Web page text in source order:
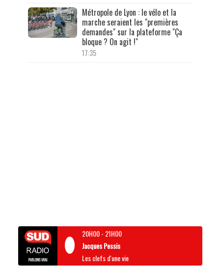
Métropole de Lyon : le vélo et la
marche seraient les "premières
demandes" sur la plateforme "Ça
bloque ? On agit !"
17:35
20H00- 21H00
Jacques Pessis
Les clefs d'une vie